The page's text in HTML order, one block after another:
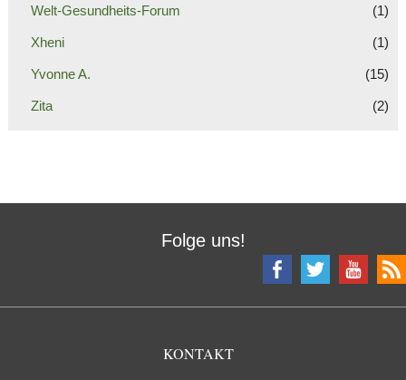
Welt-Gesundheits-Forum (1)
Xheni (1)
Yvonne A. (15)
Zita (2)
Folge uns!
KONTAKT